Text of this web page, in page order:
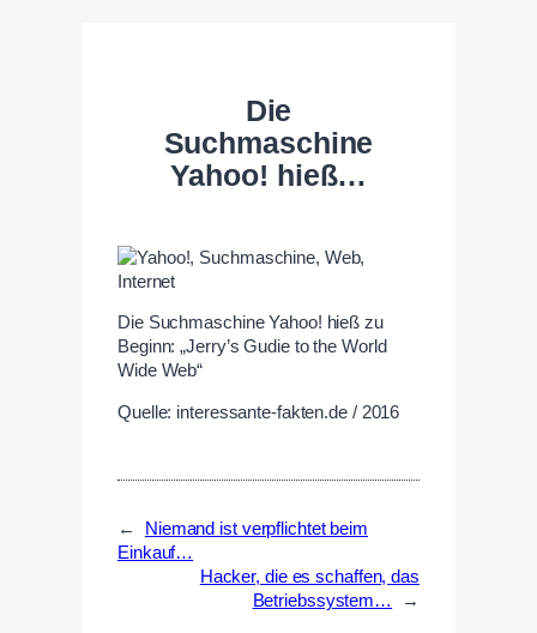
Die
Suchmaschine
Yahoo! hieß…
Die Suchmaschine Yahoo! hieß zu
Beginn: „Jerry’s Gudie to the World
Wide Web“
Quelle: interessante-fakten.de / 2016
←
Niemand ist verpflichtet beim
Einkauf…
Hacker, die es schaffen, das
Betriebssystem…
→